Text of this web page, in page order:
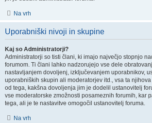
Na vrh
Uporabniški nivoji in skupine
Kaj so Administratorji?
Administratorji so tisti člani, ki imajo največjo stopnjo
forumom. Ti člani lahko nadzorujejo vse dele
nastavljanjem dovoljenj, izključevanjem uporabnikov,
uporabniških skupin ali moderatorjev itd., vsa ta
od tega, kakšna dovoljenja jim je dodelil ustanovitelj
vse moderatorske zmožnosti posameznih forumih, kar
tega, ali je te nastavitve omogočil ustanovitelj foruma.
Na vrh